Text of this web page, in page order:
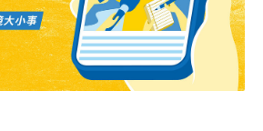
別來到39.8以及39.6°C。氣象署預
這次破紀錄的極端高溫是受到近期